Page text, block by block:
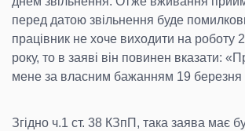
перед датою звільнення буде
працівник не хоче виходити на роботу
року, то в заяві він повинен вказати:
мене за власним бажанням 19 березня
Згідно ч.1 ст. 38 КЗпП, така заява має